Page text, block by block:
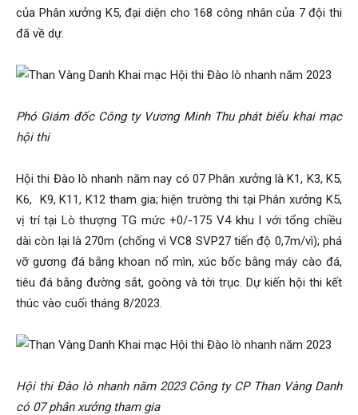
Vinacomin
của Phân xưởng K5, đại diện cho 168 công nhân của 7 đội thi
đã về dự.
Phó Giám đốc Công ty Vương Minh Thu phát biểu khai mạc
hội thi
Hội thi Đào lò nhanh năm nay có 07 Phân xưởng là K1, K3, K5,
K6, K9, K11, K12 tham gia; hiện trường thi tại Phân xưởng K5,
vị trí tại Lò thượng TG mức +0/-175 V4 khu I với tổng chiều
dài còn lại là 270m (chống vì VC8 SVP27 tiến độ 0,7m/vì); phá
vỡ gương đá bằng khoan nổ mìn, xúc bốc bằng máy cào đá,
tiêu đá bằng đường sắt, goòng và tời trục. Dự kiến hội thi kết
thúc vào cuối tháng 8/2023.
Hội thi Đào lò nhanh năm 2023 Công ty CP Than Vàng Danh
có 07 phân xưởng tham gia